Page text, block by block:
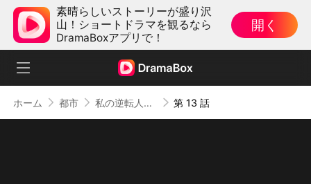
素晴らしいストーリーが盛り沢
山！ショートドラマを観るなら
DramaBoxアプリで！
開く
ホーム 都市 私の逆転人生 〜契約結婚で社長夫人〜 第 13 話